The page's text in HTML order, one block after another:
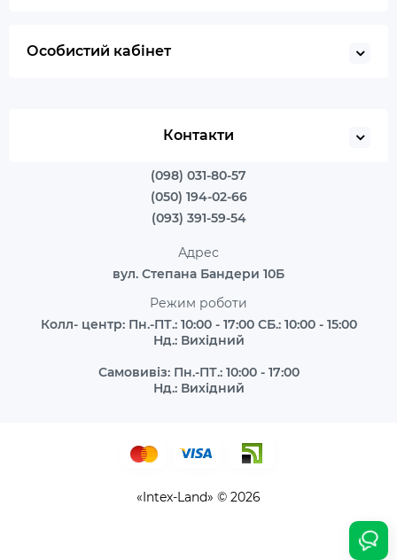
Особистий кабінет
Контакти
(098) 031-80-57
(050) 194-02-66
(093) 391-59-54
Адрес
вул. Степана Бандери 10Б
Режим роботи
Колл- центр: Пн.-ПТ.: 10:00 - 17:00 СБ.: 10:00 - 15:00
Нд.: Вихідний
Самовивіз: Пн.-ПТ.: 10:00 - 17:00
Нд.: Вихідний
«Intex-Land» © 2026